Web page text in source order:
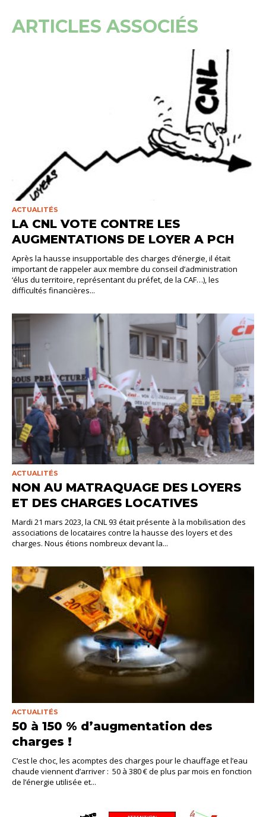
ARTICLES ASSOCIÉS
ACTUALITÉS
LA CNL VOTE CONTRE LES
AUGMENTATIONS DE LOYER A PCH
Après la hausse insupportable des charges d’énergie, il était
important de rappeler aux membre du conseil d’administration
‘élus du territoire, représentant du préfet, de la CAF…), les
difficultés financières...
ACTUALITÉS
NON AU MATRAQUAGE DES LOYERS
ET DES CHARGES LOCATIVES
Mardi 21 mars 2023, la CNL 93 était présente à la mobilisation des
associations de locataires contre la hausse des loyers et des
charges. Nous étions nombreux devant la...
ACTUALITÉS
50 à 150 % d’augmentation des
charges !
C’est le choc, les acomptes des charges pour le chauffage et l’eau
chaude viennent d’arriver : 50 à 380 € de plus par mois en fonction
de l’énergie utilisée et...